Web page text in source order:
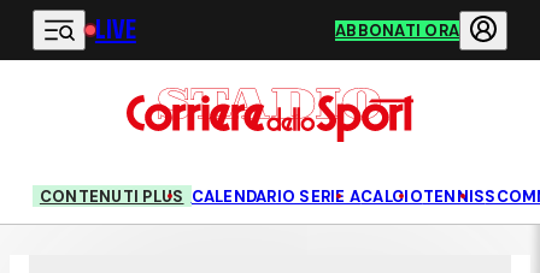
Vai al contenuto principale
LIVE ABBONATI ORA
CONTENUTI PLUS CALENDARIO SERIE ACALCIOTENNIS